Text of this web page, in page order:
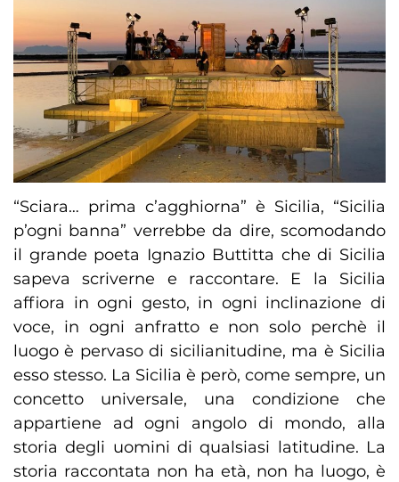
“Sciara… prima c’agghiorna” è Sicilia, “Sicilia
p’ogni banna” verrebbe da dire, scomodando
il grande poeta Ignazio Buttitta che di Sicilia
sapeva scriverne e raccontare. E la Sicilia
affiora in ogni gesto, in ogni inclinazione di
voce, in ogni anfratto e non solo perchè il
luogo è pervaso di sicilianitudine, ma è Sicilia
esso stesso. La Sicilia è però, come sempre, un
concetto universale, una condizione che
appartiene ad ogni angolo di mondo, alla
storia degli uomini di qualsiasi latitudine. La
storia raccontata non ha età, non ha luogo, è